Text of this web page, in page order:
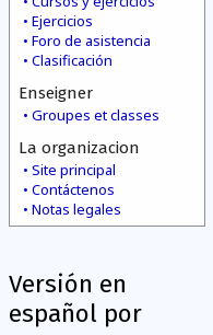
Ejercicios
Foro de asistencia
Clasificación
Enseigner
Groupes et classes
La organizacion
Site principal
Contáctenos
Notas legales
Versión en
español por